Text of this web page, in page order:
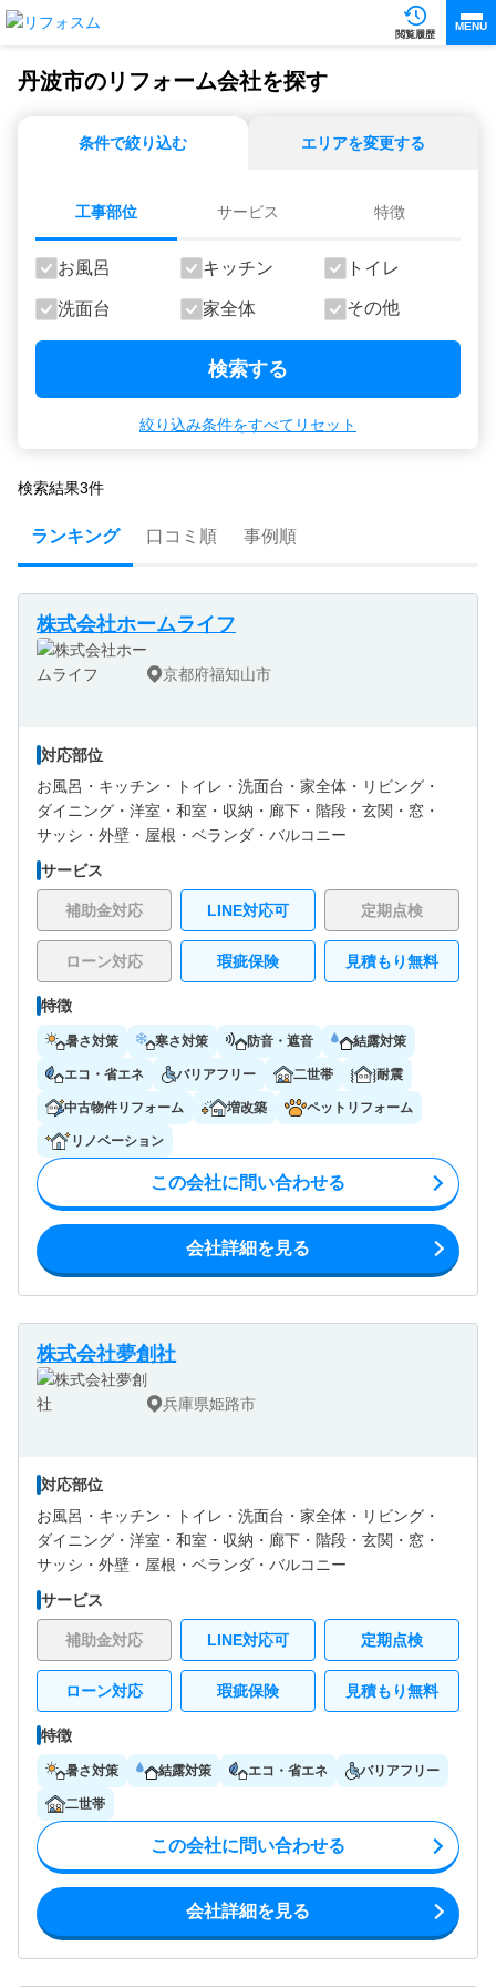
閲覧履歴
MENU
丹波市のリフォーム会社を探す
条件で絞り込む エリアを変更する
工事部位 サービス 特徴
お風呂 キッチン トイレ
洗面台 家全体 その他
検索する
絞り込み条件をすべてリセット
検索結果3件
ランキング 口コミ順 事例順
株式会社ホームライフ
京都府福知山市
対応部位
お風呂・ キッチン・ トイレ・ 洗面台・ 家全体・ リビング・
ダイニング・ 洋室・ 和室・ 収納・ 廊下・ 階段・ 玄関・ 窓・
サッシ・ 外壁・ 屋根・ ベランダ・バルコニー
サービス
補助金対応 LINE対応可 定期点検
ローン対応 瑕疵保険 見積もり無料
特徴
暑さ対策 寒さ対策 防音・遮音 結露対策
エコ・省エネ バリアフリー 二世帯 耐震
中古物件リフォーム 増改築 ペットリフォーム
リノベーション
この会社に問い合わせる
会社詳細を見る
株式会社夢創社
兵庫県姫路市
対応部位
お風呂・ キッチン・ トイレ・ 洗面台・ 家全体・ リビング・
ダイニング・ 洋室・ 和室・ 収納・ 廊下・ 階段・ 玄関・ 窓・
サッシ・ 外壁・ 屋根・ ベランダ・バルコニー
サービス
補助金対応 LINE対応可 定期点検
ローン対応 瑕疵保険 見積もり無料
特徴
暑さ対策 結露対策 エコ・省エネ バリアフリー
二世帯
この会社に問い合わせる
会社詳細を見る